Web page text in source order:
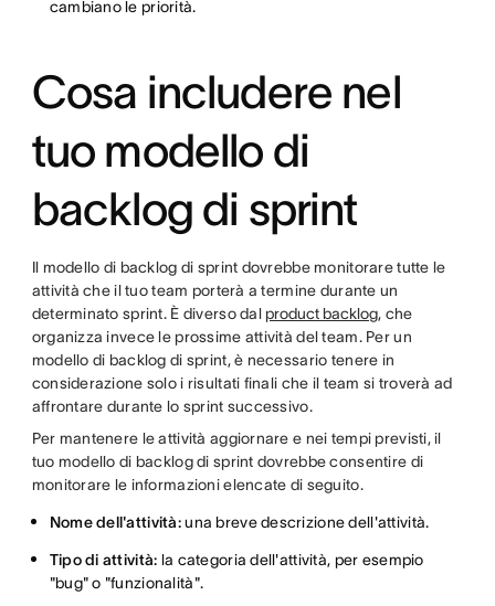
cambiano le priorità.
Cosa includere nel
tuo modello di
backlog di sprint
Il modello di backlog di sprint dovrebbe monitorare tutte le
attività che il tuo team porterà a termine durante un
determinato sprint. È diverso dal product backlog, che
organizza invece le prossime attività del team. Per un
modello di backlog di sprint, è necessario tenere in
considerazione solo i risultati finali che il team si troverà ad
affrontare durante lo sprint successivo.
Per mantenere le attività aggiornare e nei tempi previsti, il
tuo modello di backlog di sprint dovrebbe consentire di
monitorare le informazioni elencate di seguito.
Nome dell'attività:una breve descrizione dell'attività.
Tipo di attività: la categoria dell'attività, per esempio
"bug" o "funzionalità".